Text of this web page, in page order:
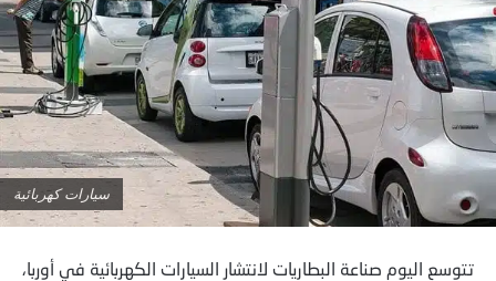
سيارات كهربائية
تتوسع اليوم صناعة البطاريات لانتشار السيارات الكهربائية في أوربا،